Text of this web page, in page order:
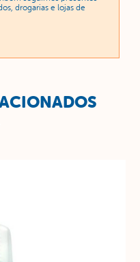
drogarias e lojas de